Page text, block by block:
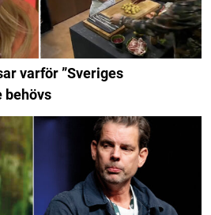
varför ”Sveriges
behövs